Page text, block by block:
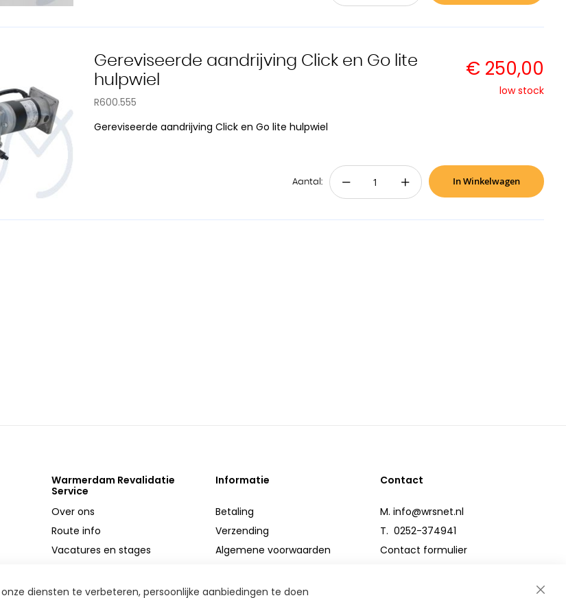
Gereviseerde aandrijving Click en Go lite
hulpwiel
R600.555
Gereviseerde aandrijving Click en Go lite hulpwiel
€ 250,00
low stock
Aantal: − + In Winkelwagen
Warmerdam Revalidatie
Service
Over ons
Route info
Vacatures en stages
Reparatie service
Informatie
Betaling
Verzending
Algemene voorwaarden
Retouren
Contact
M. info@wrsnet.nl
T. 0252-374941
Contact formulier
diensten te verbeteren, persoonlijke aanbiedingen te doen